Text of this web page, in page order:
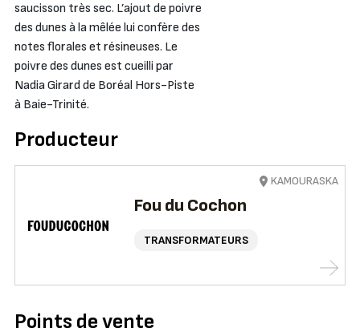
saucisson très sec. L’ajout de poivre
des dunes à la mêlée lui confère des
notes florales et résineuses. Le
poivre des dunes est cueilli par
Nadia Girard de Boréal Hors-Piste
à Baie-Trinité.
Producteur
Fou du Cochon
TRANSFORMATEURS
KAMOURASKA
Points de vente